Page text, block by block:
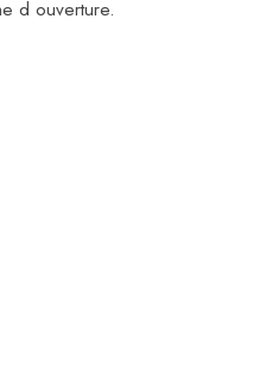
d ouverture.